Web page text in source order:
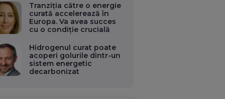
Tranziția către o energie
curată accelerează în
Europa. Va avea succes
cu o condiție crucială
Hidrogenul curat poate
acoperi golurile dintr-un
sistem energetic
decarbonizat